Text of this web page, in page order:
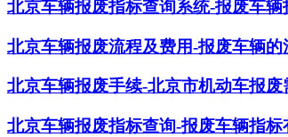
北京车辆报废指标查询系统-报废车
北京车辆报废流程及费用-报废车辆的
北京车辆报废手续-北京市机动车报废
北京车辆报废指标查询-报废车辆指